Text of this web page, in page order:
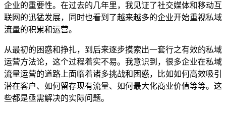
企业的重要性。在过去的几年里，我见证了社交媒体和移动互
联网的迅猛发展，同时也看到了越来越多的企业开始重视私域
流量的积累和运营。
从最初的困惑和挣扎，到后来逐步摸索出一套行之有效的私域
运营方法论，这个过程着实不易。我意识到，很多企业在私域
流量运营的道路上面临着诸多挑战和困惑，比如如何高效吸引
潜在客户、如何留存现有流量、如何最大化商业价值等等。这
些都是亟需解决的实际问题。